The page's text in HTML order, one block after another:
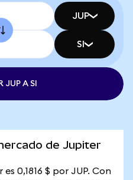
JUP
SI
JUP A SI
de Jupiter
0,1816 $ por JUP. Con